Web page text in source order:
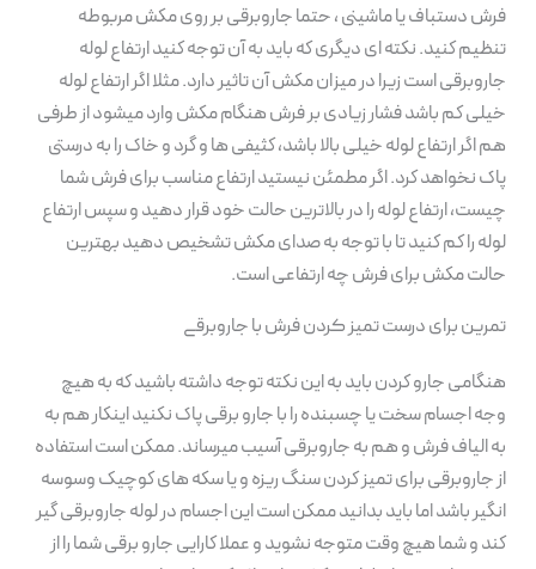
فرش دستباف یا ماشینی ، حتما جاروبرقی بر روی مکش مربوطه
تنظیم کنید. نکته ای دیگری که باید به آن توجه کنید ارتفاع لوله
جاروبرقی است زیرا در میزان مکش آن تاثیر دارد. مثلا اگر ارتفاع لوله
خیلی کم باشد فشار زیادی بر فرش هنگام مکش وارد میشود از طرفی
هم اگر ارتفاع لوله خیلی بالا باشد، کثیفی ها و گرد و خاک را به درستی
پاک نخواهد کرد. اگر مطمئن نیستید ارتفاع مناسب برای فرش شما
چیست، ارتفاع لوله را در بالاترین حالت خود قرار دهید و سپس ارتفاع
لوله را کم کنید تا با توجه به صدای مکش تشخیص دهید بهترین
حالت مکش برای فرش چه ارتفاعی است.
تمرین برای درست تمیز کردن فرش با جاروبرقی
هنگامی جارو کردن باید به این نکته توجه داشته باشید که به هیچ
وجه اجسام سخت یا چسبنده را با جارو برقی پاک نکنید اینکار هم به
به الیاف فرش و هم به جاروبرقی آسیب میرساند. ممکن است استفاده
از جاروبرقی برای تمیز کردن سنگ ریزه و یا سکه های کوچیک وسوسه
انگیر باشد اما باید بدانید ممکن است این اجسام در لوله جاروبرقی گیر
کند و شما هیچ وقت متوجه نشوید و عملا کارایی جارو برقی شما را از